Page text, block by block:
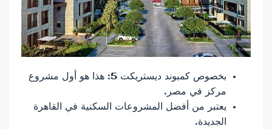
بخصوص كمبوند ديستريكت 5: هذا هو أول مشروع
مركز في مصر.
يعتبر من أفضل المشروعات السكنية في القاهرة
الجديدة.